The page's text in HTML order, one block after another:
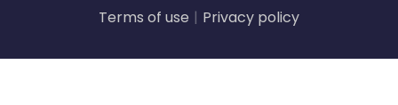
Terms of use | Privacy policy